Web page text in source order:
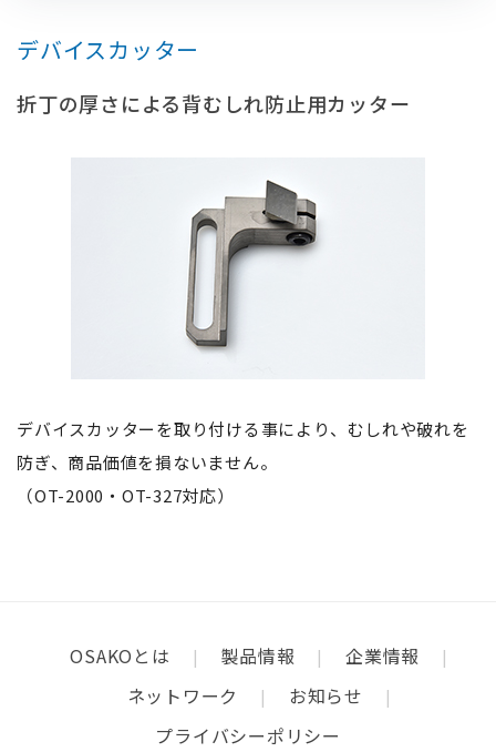
デバイスカッター
折丁の厚さによる背むしれ防⽌⽤カッター
デバイスカッターを取り付ける事により、むしれや破れを
防ぎ、商品価値を損ないません。
（OT-2000・OT-327対応）
OSAKOとは 製品情報
企業情報
ネットワーク
お知らせ
プライバシーポリシー